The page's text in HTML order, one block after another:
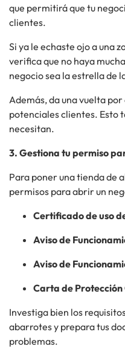
que permitirá que tu
clientes.
Si ya le echaste ojo a una
verifica que no haya
negocio sea la estrella de
Además, da una vuelta por
potenciales clientes. Esto
necesitan.
3. Gestiona tu permiso
Para poner una tienda de
permisos para abrir un
Certificado de uso
Aviso de
Aviso de
Carta de
Investiga bien los
abarrotesy prepara tus
problemas.